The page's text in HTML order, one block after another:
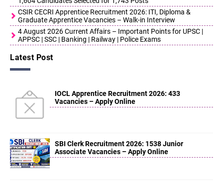
CSIR CECRI Apprentice Recruitment 2026: ITI, Diploma &
Graduate Apprentice Vacancies – Walk-in Interview
4 August 2026 Current Affairs – Important Points for UPSC |
APPSC | SSC | Banking | Railway | Police Exams
Latest Post
IOCL Apprentice Recruitment 2026: 433
Vacancies – Apply Online
SBI Clerk Recruitment 2026: 1538 Junior
Associate Vacancies – Apply Online